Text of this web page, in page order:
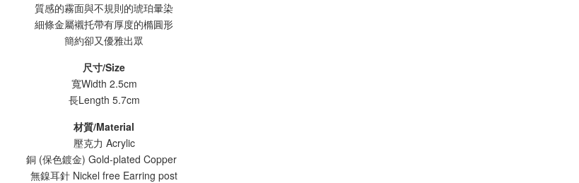
質感的霧面與不規則的琥珀暈染
細條金屬襯托帶有厚度的橢圓形
簡約卻又優雅出眾
尺寸/Size
寬Width 2.5cm
長Length 5.7cm
材質/Material
壓克力 Acrylic
銅 (保色鍍金) Gold-plated Copper
無鎳耳針 Nickel free Earring post